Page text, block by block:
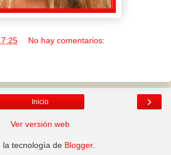
No hay comentarios:
›
Inicio
Ver versión web
la tecnología de Blogger.